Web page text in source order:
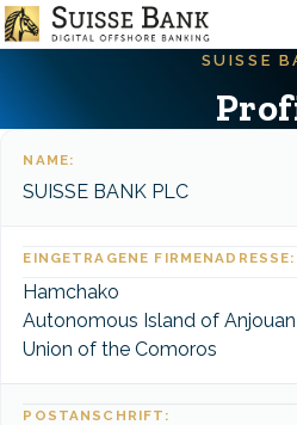
Skip
to
SUISSE
NAME:
SUISSE BANK PLC
EINGETRAGENE FIRMENADRESSE:
Hamchako
Autonomous Island of Anjouan
Union of the Comoros
POSTANSCHRIFT: